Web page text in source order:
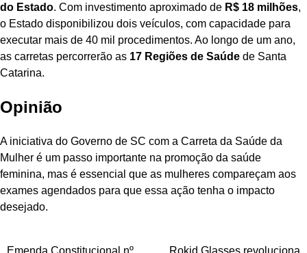
do Estado. Com investimento aproximado de R$ 18 milhões,
o Estado disponibilizou dois veículos, com capacidade para
executar mais de 40 mil procedimentos. Ao longo de um ano,
as carretas percorrerão as 17 Regiões de Saúde de Santa
Catarina.
Opinião
A iniciativa do Governo de SC com a Carreta da Saúde da
Mulher é um passo importante na promoção da saúde
feminina, mas é essencial que as mulheres compareçam aos
exames agendados para que essa ação tenha o impacto
desejado.
Emenda Constitucional nº Rokid Glasses revoluciona